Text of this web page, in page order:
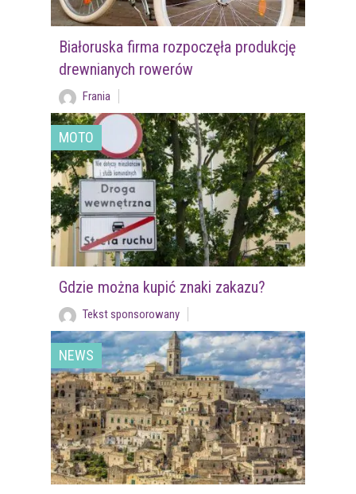
Białoruska firma rozpoczęła produkcję
drewnianych rowerów
Frania
MOTO
Gdzie można kupić znaki zakazu?
Tekst sponsorowany
NEWS